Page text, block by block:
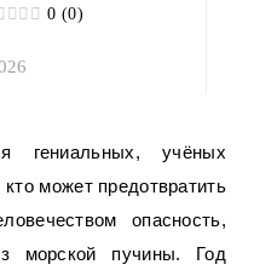
0 (0)
может предотвратить
опасность,
морской пучины. Год